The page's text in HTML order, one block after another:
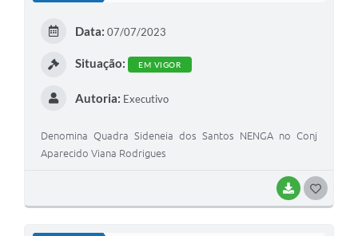
BAIXAR
Data: 07/07/2023
Situação: EM VIGOR
Autoria: Executivo
Denomina Quadra Sideneia dos Santos NENGA no Conj
Aparecido Viana Rodrigues